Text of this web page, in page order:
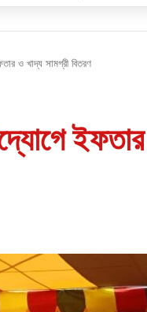
ও খাদ্য সামগ্রী বিতরণ